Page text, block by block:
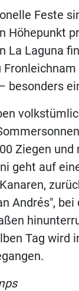
Feste
Höhepunkt
La Laguna
besonders
Ziegen
geht auf
Andrés",
Tag wird